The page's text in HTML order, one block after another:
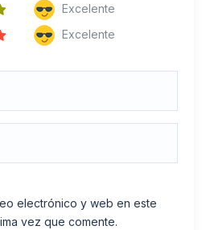
Excelente
Excelente
electrónico y web en este
vez que comente.